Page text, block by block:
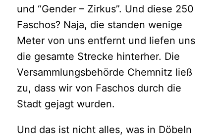
und “Gender – Zirkus”. Und diese 250
Faschos? Naja, die standen wenige
Meter von uns entfernt und liefen uns
die gesamte Strecke hinterher. Die
Versammlungsbehörde Chemnitz ließ
zu, dass wir von Faschos durch die
Stadt gejagt wurden.
Und das ist nicht alles, was in Döbeln